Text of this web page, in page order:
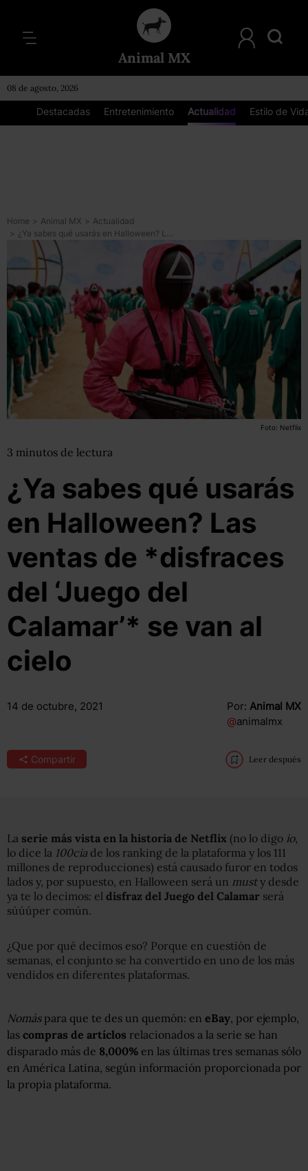
Animal MX
08 de agosto, 2026
Destacadas Entretenimiento Actualidad Estilo de
Home > Animal MX > Actualidad
>
¿Ya sabes qué usarás en Halloween? Las ventas de *disfraces del ‘Juego del Calamar’* se van al cielo
Foto: Netflix
3 minutos de lectura
¿Ya sabes qué usarás
en Halloween? Las
ventas de *disfraces
del ‘Juego del
Calamar’* se van al
cielo
14 de octubre, 2021 Por: Animal MX
@animalmx
Compartir Leer después
La serie más vista en la historia de Netflix (no lo digo io,
lo dice la 100cia de los ranking de la plataforma y los 111
millones de reproducciones) está causado furor en todos
lados y, por supuesto, en Halloween será un musty desde
ya te lo decimos: el disfraz del Juego del Calamar será
súúúper común.
¿Que por qué decimos eso? Porque en cuestión de
semanas, el conjunto se ha convertido en uno de los más
vendidos en diferentes plataformas.
Nomáspara que te des un quemón: en eBay, por ejemplo,
las compras de artíclos relacionados a la serie se han
disparado más de 8,000% en las últimas tres semanas sólo
en América Latina, según información proporcionada por
la propia plataforma.